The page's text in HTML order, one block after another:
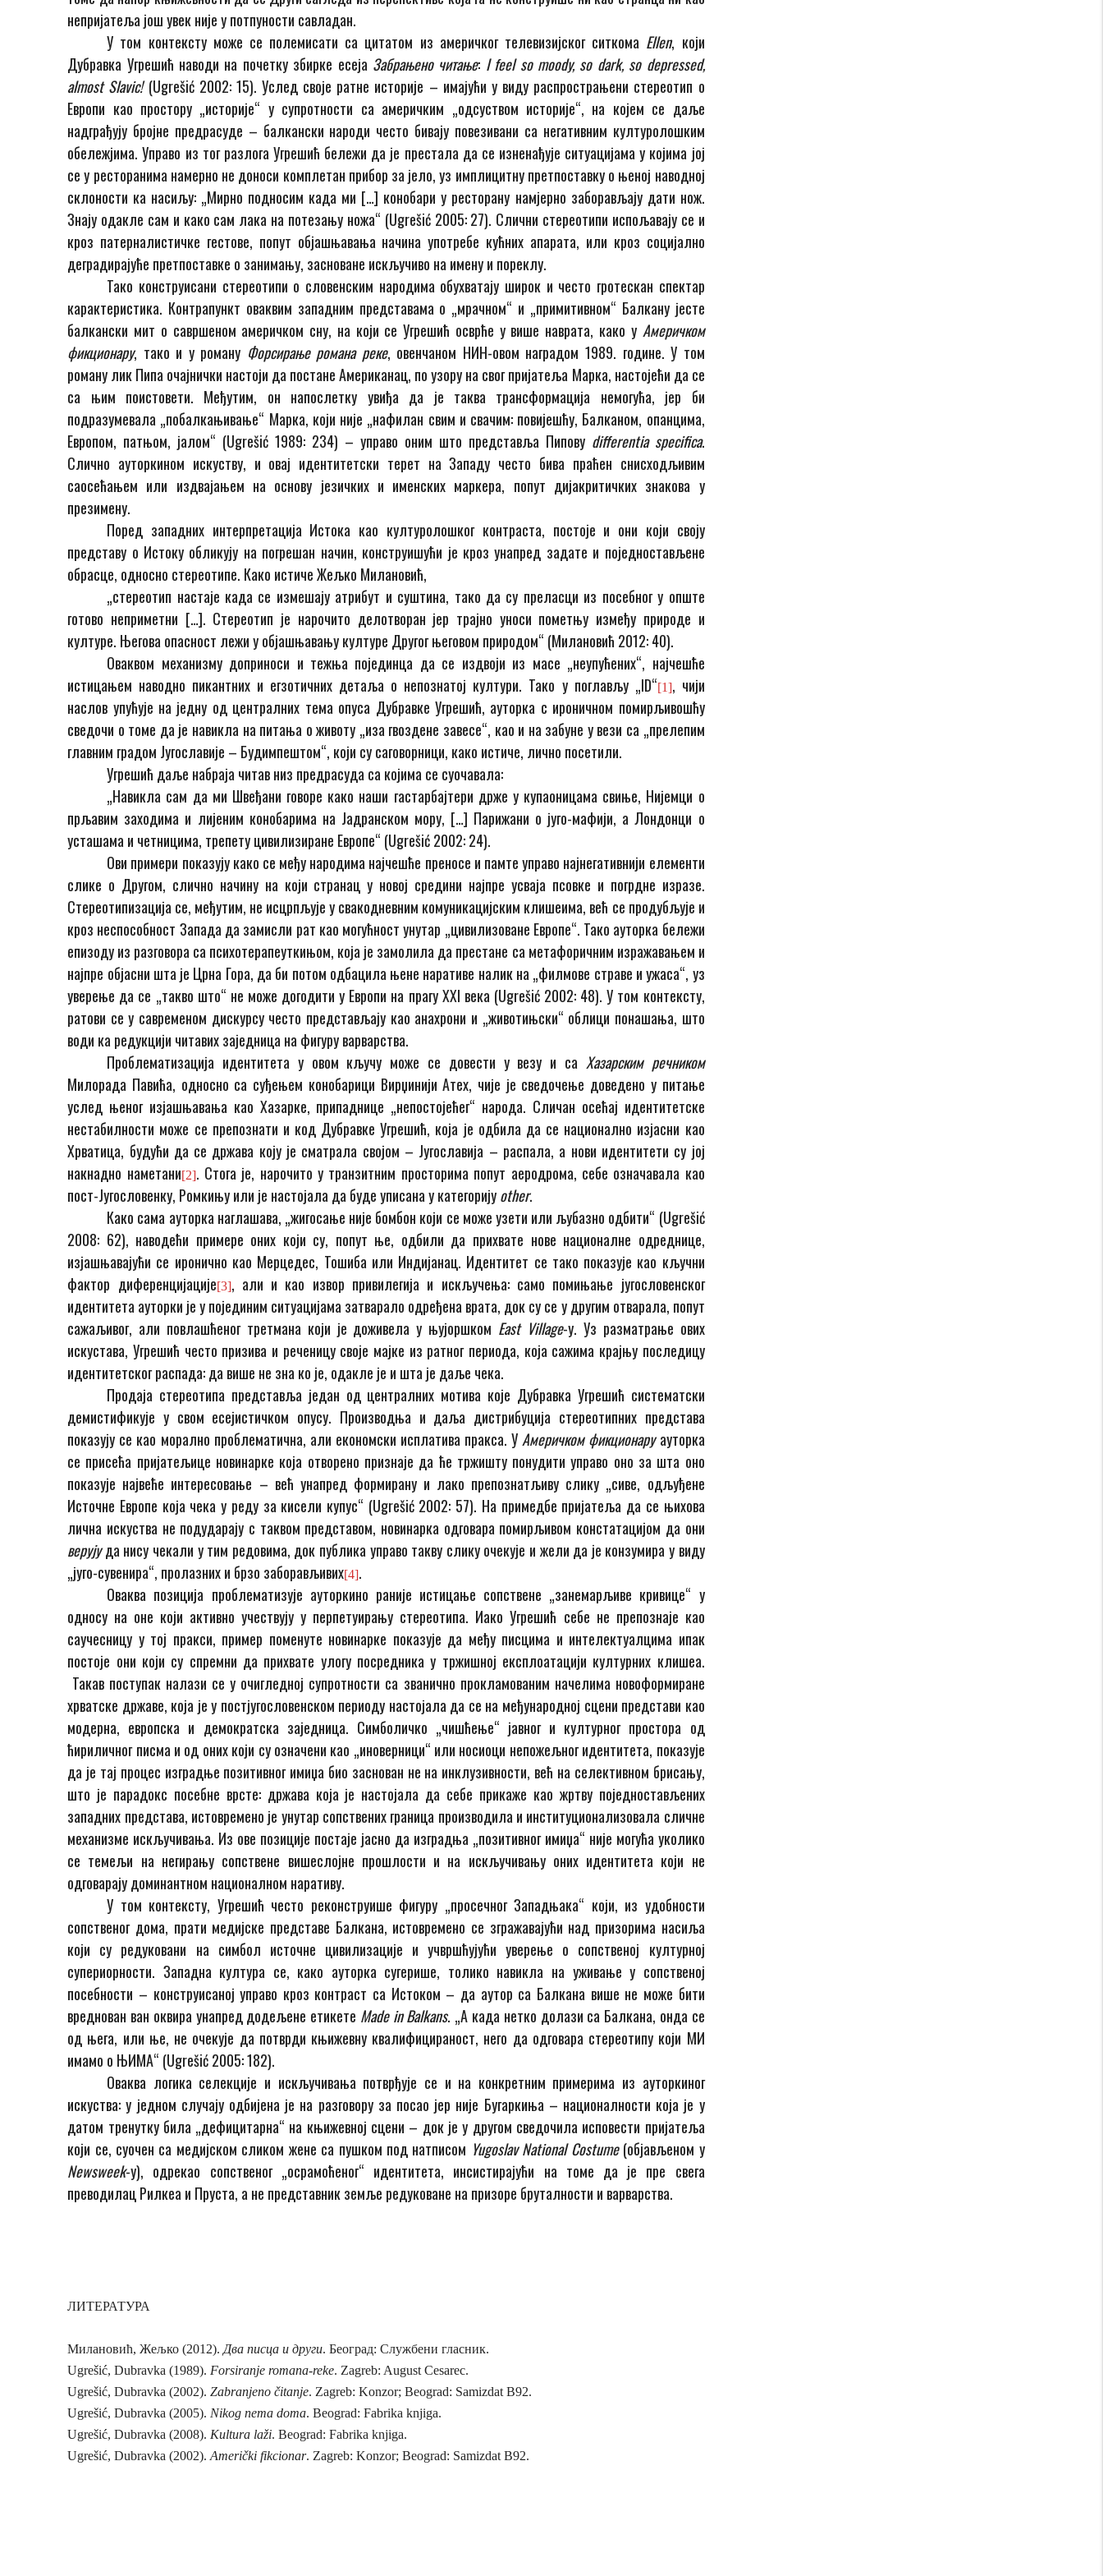
непријатеља још увек није у потпуности савладан.
У том контексту може се полемисати са цитатом из америчког телевизијског ситкома Ellen, који
Дубравка Угрешић наводи на почетку збирке есеја Забрањено читање: I feel so moody, so dark, so depressed,
almost Slavic!(Ugrešić 2002: 15). Услед своје ратне историје – имајући у виду распрострањени стереотип о
Европи као простору „историје“ у супротности са америчким „одсуством историје“, на којем се даље
надграђују бројне предрасуде – балкански народи често бивају повезивани са негативним културолошким
обележјима. Управо из тог разлога Угрешић бележи да је престала да се изненађује ситуацијама у којима јој
се у ресторанима намерно не доноси комплетан прибор за јело, уз имплицитну претпоставку о њеној наводној
склоности ка насиљу: „Мирно подносим када ми […] конобари у ресторану намјерно заборављају дати нож.
Знају одакле сам и како сам лака на потезању ножа“ (Ugrešić 2005: 27). Слични стереотипи испољавају се и
кроз патерналистичке гестове, попут објашњавања начина употребе кућних апарата, или кроз социјално
деградирајуће претпоставке о занимању, засноване искључиво на имену и пореклу.
Тако конструисани стереотипи о словенским народима обухватају широк и често гротескан спектар
карактеристика. Контрапункт оваквим западним представама о „мрачном“ и „примитивном“ Балкану јесте
балкански мит о савршеном америчком сну, на који се Угрешић осврће у више наврата, како у Америчком
фикционару, тако и у роману Форсирање романа реке, овенчаном НИН-овом наградом 1989. године. У том
роману лик Пипа очајнички настоји да постане Американац, по узору на свог пријатеља Марка, настојећи да се
са њим поистовети. Међутим, он напослетку увиђа да је таква трансформација немогућа, јер би
подразумевала „побалкањивање“ Марка, који није „нафилан свим и свачим: повијешћу, Балканом, опанцима,
Европом, патњом, јалом“ (Ugrešić 1989: 234) – управо оним што представља Пипову differentia specifica.
Слично ауторкином искуству, и овај идентитетски терет на Западу често бива праћен снисходљивим
саосећањем или издвајањем на основу језичких и именских маркера, попут дијакритичких знакова у
презимену.
Поред западних интерпретација Истока као културолошког контраста, постоје и они који своју
представу о Истоку обликују на погрешан начин, конструишући је кроз унапред задате и поједностављене
обрасце, односно стереотипе. Како истиче Жељко Милановић,
„стереотип настаје када се измешају атрибут и суштина, тако да су преласци из посебног у опште
готово неприметни […]. Стереотип је нарочито делотворан јер трајно уноси пометњу између природе и
културе. Његова опасност лежи у објашњавању културе Другог његовом природом“ (Милановић 2012: 40).
Оваквом механизму доприноси и тежња појединца да се издвоји из масе „неупућених“, најчешће
истицањем наводно пикантних и егзотичних детаља о непознатој култури. Тако у поглављу „ID“[1], чији
наслов упућује на једну од централних тема опуса Дубравке Угрешић, ауторка с ироничном помирљивошћу
сведочи о томе да је навикла на питања о животу „иза гвоздене завесе“, као и на забуне у вези са „прелепим
главним градом Југославије – Будимпештом“, који су саговорници, како истиче, лично посетили.
Угрешић даље набраја читав низ предрасуда са којима се суочавала:
„Навикла сам да ми Швеђани говоре како наши гастарбајтери држе у купаоницама свиње, Нијемци о
прљавим заходима и лијеним конобарима на Јадранском мору, […] Парижани о југо-мафији, а Лондонци о
усташама и четницима, трепету цивилизиране Европе“ (Ugrešić 2002: 24).
Ови примери показују како се међу народима најчешће преносе и памте управо најнегативнији елементи
слике о Другом, слично начину на који странац у новој средини најпре усваја псовке и погрдне изразе.
Стереотипизација се, међутим, не исцрпљује у свакодневним комуникацијским клишеима, већ се продубљује и
кроз неспособност Запада да замисли рат као могућност унутар „цивилизоване Европе“. Тако ауторка бележи
епизоду из разговора са психотерапеуткињом, која је замолила да престане са метафоричним изражавањем и
најпре објасни шта је Црна Гора, да би потом одбацила њене наративе наликна „филмове страве и ужаса“, уз
уверење да се „такво што“ не може догодити у Европи на прагу XXI века (Ugrešić 2002: 48). У том контексту,
ратови се у савременом дискурсу често представљају као анахрони и „животињски“ облици понашања, што
води ка редукцији читавих заједница на фигуру варварства.
Проблематизација идентитета у овом кључу може се довести у везу и са Хазарским речником
Милорада Павића, односно са суђењем конобарици Вирџинији Атех, чије је сведочење доведено у питање
услед њеног изјашњавања као Хазарке, припаднице „непостојећег“ народа. Сличан осећај идентитетске
нестабилности може се препознати и код Дубравке Угрешић, која је одбила да се национално изјасни као
Хрватица, будући да се држава коју је сматрала својом – Југославија – распала, а нови идентитети су јој
накнадно наметани[2]. Стога је, нарочито у транзитним просторима попут аеродрома, себе означавала као
пост-Југословенку, Ромкињу или је настојала да буде уписана у категоријуother.
Како сама ауторка наглашава, „жигосање није бомбон који се може узети или љубазно одбити“ (Ugrešić
2008: 62), наводећи примере оних који су, попут ње, одбили да прихвате нове националне одреднице,
изјашњавајући се иронично као Мерцедес, Тошиба или Индијанац. Идентитет се тако показује као кључни
фактор диференцијације[3], али и као извор привилегија и искључења: само помињање југословенског
идентитета ауторки је у појединим ситуацијама затварало одређена врата, док су се у другим отварала, попут
сажаљивог, али повлашћеног третмана који је доживела у њујоршком East Village-у. Уз разматрање ових
искустава, Угрешић често призива и реченицу своје мајке из ратног периода, која сажима крајњу последицу
идентитетског распада: да више не зна ко је, одакле је и шта је даље чека.
Продаја стереотипа представља један од централних мотива које Дубравка Угрешић систематски
демистификује у свом есејистичком опусу. Производња и даља дистрибуција стереотипних представа
показују се као морално проблематична, али економски исплатива пракса. У Америчком фикционаруауторка
се присећа пријатељице новинарке која отворено признаје да ће тржишту понудити управо оно за шта оно
показује највеће интересовање – већ унапред формирану и лако препознатљиву слику „сиве, одљуђене
Источне Европе која чека у реду за кисели купус“ (Ugrešić 2002: 57). На примедбе пријатеља да се њихова
лична искуства не подударају с таквом представом, новинарка одговара помирљивом констатацијом да они
верујуда нису чекали у тим редовима, док публика управо такву слику очекује и жели да је конзумира у виду
„југо-сувенира“, пролазних и брзо заборављивих[4].
Оваква позиција проблематизује ауторкино раније истицање сопствене „занемарљиве кривице“ у
односу на оне који активно учествују у перпетуирању стереотипа. Иако Угрешић себе не препознаје као
саучесницу у тој пракси, пример поменуте новинарке показује да међу писцима и интелектуалцима ипак
постоје они који су спремни да прихвате улогу посредника у тржишној експлоатацији културних клишеа.
Такав поступак налази се у очигледној супротности са званично прокламованим начелима новоформиране
хрватске државе, која је у постјугословенском периоду настојала да се на међународној сцени представи као
модерна, европска и демократска заједница. Симболичко „чишћење“ јавног и културног простора од
ћириличног писма и од оних који су означени као „иноверници“ или носиоци непожељног идентитета, показује
да је тај процес изградње позитивног имиџа био заснован не на инклузивности, већ на селективном брисању,
што је парадокс посебне врсте: држава која је настојала да себе прикаже као жртву поједностављених
западних представа, истовремено је унутар сопствених граница производила и институционализовала сличне
механизме искључивања. Из ове позиције постаје јасно да изградња „позитивног имиџа“ није могућа уколико
се темељи на негирању сопствене вишеслојне прошлости и на искључивању оних идентитета који не
одговарају доминантном националном наративу.
У том контексту, Угрешић често реконструише фигуру „просечног Западњака“ који, из удобности
сопственог дома, прати медијске представе Балкана, истовремено се згражавајући над призорима насиља
који су редуковани на симбол источне цивилизације и учвршћујући уверење о сопственој културној
супериорности. Западна култура се, како ауторка сугерише, толико навикла на уживање у сопственој
посебности – конструисаној управо кроз контраст са Истоком – да аутор са Балкана више не може бити
вреднован ван оквира унапред додељене етикете Made in Balkans. „А када нетко долази са Балкана, онда се
од њега, или ње, не очекује да потврди књижевну квалифицираност, него да одговара стереотипу који МИ
имамо о ЊИМА“ (Ugrešić 2005: 182).
Оваква логика селекције и искључивања потврђује се и на конкретним примерима из ауторкиног
искуства: у једном случају одбијена је на разговору за посао јер није Бугаркиња – националности која је у
датом тренутку била „дефицитарна“ на књижевној сцени – док је у другом сведочила исповести пријатеља
који се, суочен са медијском сликом жене са пушком под натписом Yugoslav National Costume(објављеном у
Newsweek-у), одрекао сопственог „осрамоћеног“ идентитета, инсистирајући на томе да је пре свега
преводилац Рилкеа и Пруста, а не представник земље редуковане на призоре бруталности и варварства.
ЛИТЕРАТУРА
Милановић, Жeљко (2012). Два писца и други. Београд: Службени гласник.
Ugrešić, Dubravka (1989). Forsiranje romana-reke. Zagreb: August Cesarec.
Ugrešić, Dubravka (2002).Zabranjeno čitanje. Zagreb: Konzor; Beograd: Samizdat B92.
Ugrešić, Dubravka (2005). Nikog nema doma. Beograd: Fabrika knjiga.
Ugrešić, Dubravka (2008). Kultura laži. Beograd: Fabrika knjiga.
Ugrešić, Dubravka (2002).Američki fikcionar. Zagreb: Konzor; Beograd: Samizdat B92.